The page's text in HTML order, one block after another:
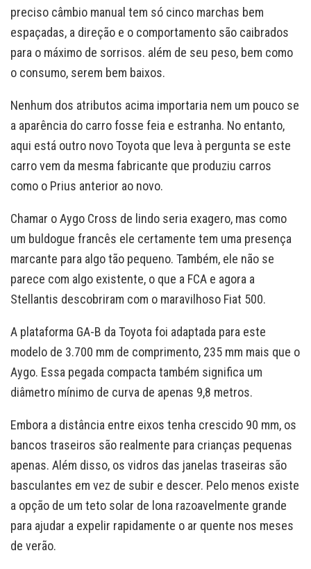
preciso câmbio manual tem só cinco marchas bem
espaçadas, a direção e o comportamento são caibrados
para o máximo de sorrisos. além de seu peso, bem como
o consumo, serem bem baixos.
Nenhum dos atributos acima importaria nem um pouco se
a aparência do carro fosse feia e estranha. No entanto,
aqui está outro novo Toyota que leva à pergunta se este
carro vem da mesma fabricante que produziu carros
como o Prius anterior ao novo.
Chamar o Aygo Cross de lindo seria exagero, mas como
um buldogue francês ele certamente tem uma presença
marcante para algo tão pequeno. Também, ele não se
parece com algo existente, o que a FCA e agora a
Stellantis descobriram com o maravilhoso Fiat 500.
A plataforma GA-B da Toyota foi adaptada para este
modelo de 3.700 mm de comprimento, 235 mm mais que o
Aygo. Essa pegada compacta também significa um
diâmetro mínimo de curva de apenas 9,8 metros.
Embora a distância entre eixos tenha crescido 90 mm, os
bancos traseiros são realmente para crianças pequenas
apenas. Além disso, os vidros das janelas traseiras são
basculantes em vez de subir e descer. Pelo menos existe
a opção de um teto solar de lona razoavelmente grande
para ajudar a expelir rapidamente o ar quente nos meses
de verão.